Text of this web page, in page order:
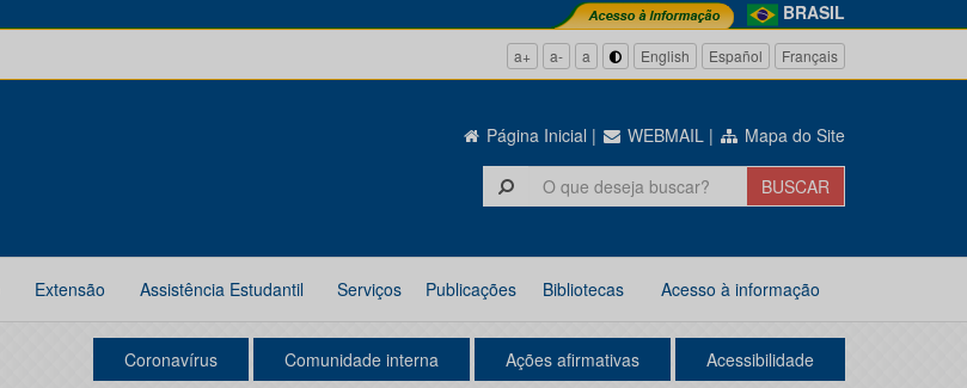
BRASIL
a+ a- a English Español Français
Página Inicial | WEBMAIL | Mapa do Site
Extensão Assistência Estudantil Serviços Publicações Bibliotecas Acesso à informação
Coronavírus Comunidade interna Ações afirmativas Acessibilidade